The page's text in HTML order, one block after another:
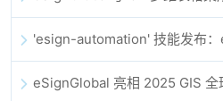
eSignGlobal 亮相 2025 GIS 全